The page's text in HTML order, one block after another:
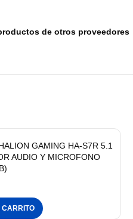
de otros proveedores
GAMING HA-S7R 5.1
AUDIO Y MICROFONO